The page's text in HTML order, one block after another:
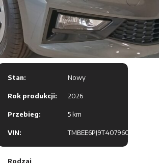
Stan: Nowy
Rok produkcji: 2026
Przebieg: 5 km
VIN: TMBEE6PJ9T4079609
Rodzaj